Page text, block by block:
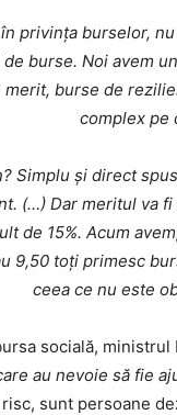
privința burselor,
burse. Noi avem
merit, burse de
complex pe
Simplu și direct
(…) Dar meritul va
de 15%. Acum
9,50 toți primesc
ceea ce nu este
socială, ministrul
au nevoie să fie
sunt persoane